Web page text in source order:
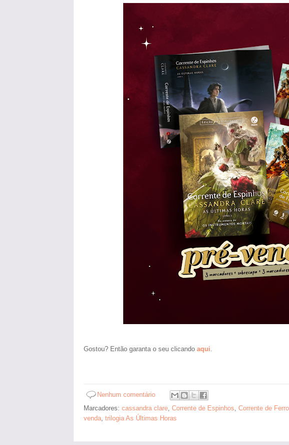
Gostou? Então garanta o seu clicando aqui
Nenhum comentário
Marcadores: cassandra clare Corrente de Espinhos Corrente de Ferro
venda trilogia As Últimas Horas